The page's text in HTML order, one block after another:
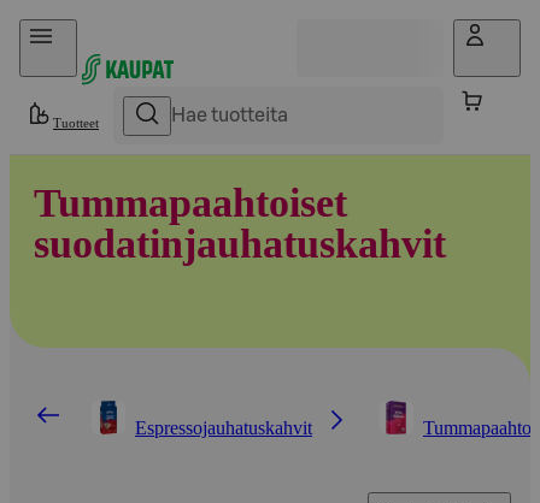
Hyppää sisältöön
Tuotteet
Tummapaahtoiset
suodatinjauhatuskahvit
Espressojauhatuskahvit